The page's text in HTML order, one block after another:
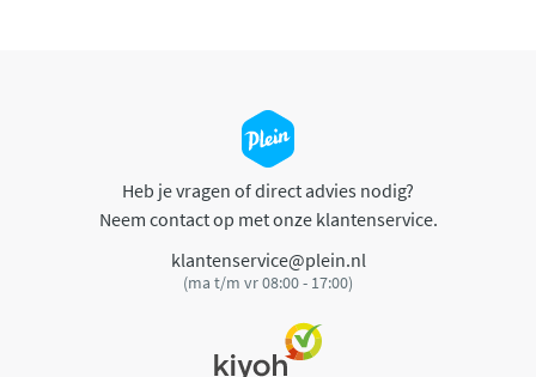
Heb je vragen of direct advies nodig?
Neem contact op met onze klantenservice.
klantenservice@plein.nl
(ma t/m vr 08:00 - 17:00)